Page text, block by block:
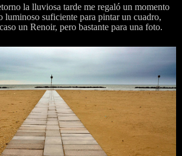
la lluviosa tarde me regaló un momento
luminoso suficiente para pintar un cuadro,
un Renoir, pero bastante para una foto.